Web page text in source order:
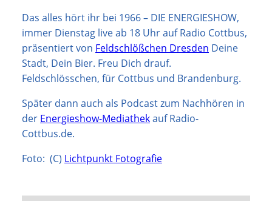
Das alles hört ihr bei 1966 – DIE ENERGIESHOW,
immer Dienstag live ab 18 Uhr auf Radio Cottbus,
präsentiert von Feldschlößchen Dresden Deine
Stadt, Dein Bier. Freu Dich drauf.
Feldschlösschen, für Cottbus und Brandenburg.
Später dann auch als Podcast zum Nachhören in
der Energieshow-Mediathekauf Radio-
Cottbus.de.
Foto: (C) Lichtpunkt Fotografie